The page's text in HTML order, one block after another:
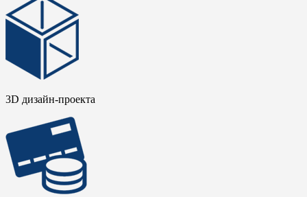
3D дизайн-проекта